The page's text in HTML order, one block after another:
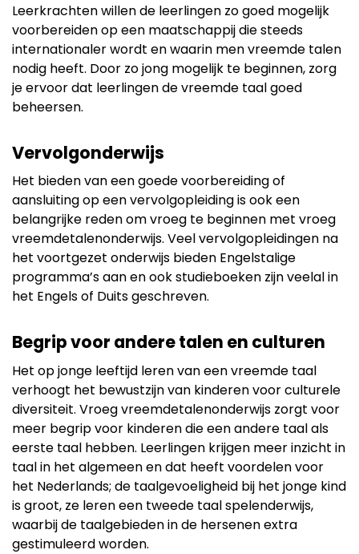
Leerkrachten willen de leerlingen zo goed mogelijk
voorbereiden op een maatschappij die steeds
internationaler wordt en waarin men vreemde talen
nodig heeft. Door zo jong mogelijk te beginnen, zorg
je ervoor dat leerlingen de vreemde taal goed
beheersen.
Vervolgonderwijs
Het bieden van een goede voorbereiding of
aansluiting op een vervolgopleiding is ook een
belangrijke reden om vroeg te beginnen met vroeg
vreemdetalenonderwijs. Veel vervolgopleidingen na
het voortgezet onderwijs bieden Engelstalige
programma’s aan en ook studieboeken zijn veelal in
het Engels of Duits geschreven.
Begrip voor andere talen en culturen
Het op jonge leeftijd leren van een vreemde taal
verhoogt het bewustzijn van kinderen voor culturele
diversiteit. Vroeg vreemdetalenonderwijs zorgt voor
meer begrip voor kinderen die een andere taal als
eerste taal hebben. Leerlingen krijgen meer inzicht in
taal in het algemeen en dat heeft voordelen voor
het Nederlands; de taalgevoeligheid bij het jonge kind
is groot, ze leren een tweede taal spelenderwijs,
waarbij de taalgebieden in de hersenen extra
gestimuleerd worden.